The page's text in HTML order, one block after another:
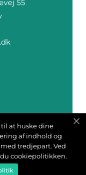
til at huske dine
af indhold og
tredjepart. Ved
cookiepolitikken.